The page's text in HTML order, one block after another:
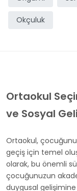
Okçuluk
Ortaokul
ve Sosyal
Ortaokul,
geçiş için temel
olarak, bu önemli
çocuğunuzun
duygusal gelişimine